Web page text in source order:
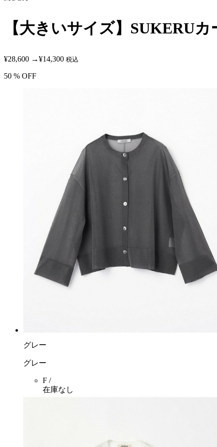
【大きいサイズ】SUKERU
¥28,600 →¥14,300 税込
50 % OFF
グレー
グレー
F /
在庫なし